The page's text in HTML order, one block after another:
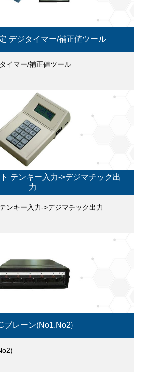
デジタイマー/補正値ツール
イマー/補正値ツール
テンキー入力->デジマチック出
力
ンキー入力->デジマチック出力
ブレーン(No1.No2)